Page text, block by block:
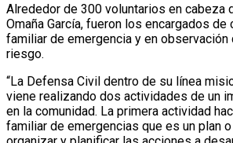
Alrededor de 300 voluntarios en cabeza
Omaña García, fueron los encargados de
familiar de emergencia y en observación
riesgo.
“La Defensa Civil dentro de su línea
viene realizando dos actividades de un
en la comunidad. La primera actividad
familiar de emergencias que es un plan